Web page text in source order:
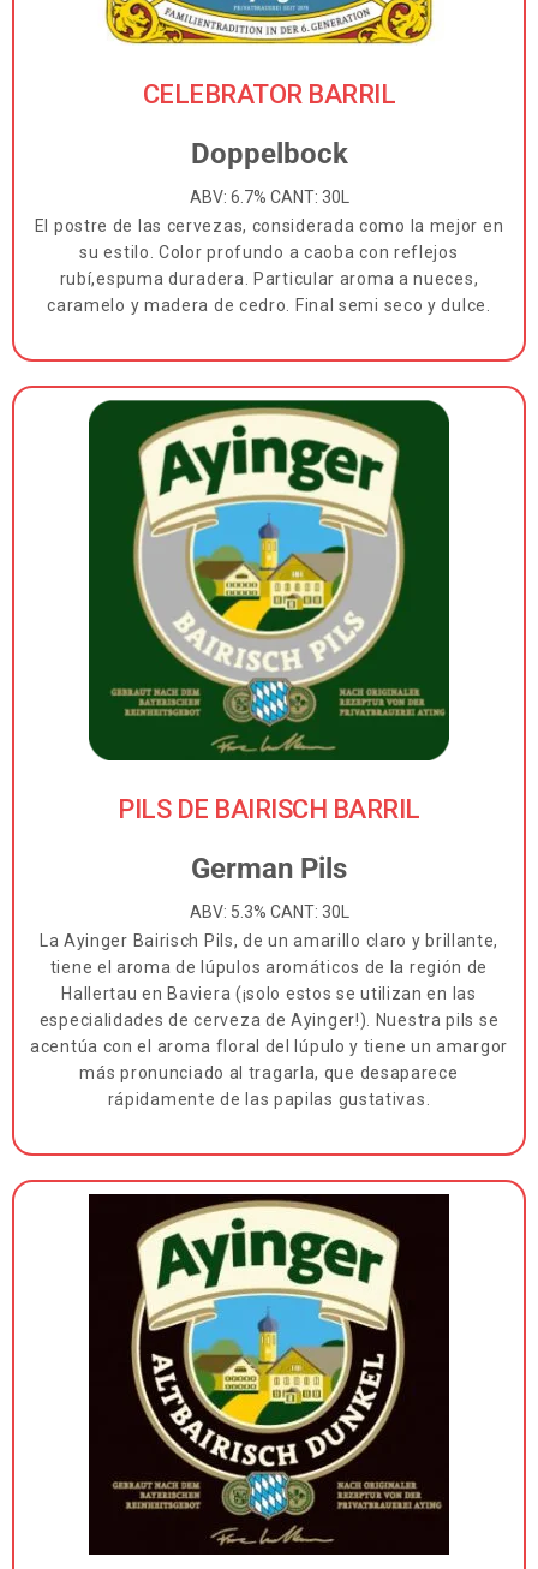
CELEBRATOR​ BARRIL
Doppelbock
ABV: 6.7% CANT: 30L
El postre de las cervezas, considerada como la mejor en
su estilo. Color profundo a caoba con reflejos
rubí,espuma duradera. Particular aroma a nueces,
caramelo y madera de cedro. Final semi seco y dulce.
PILS DE BAIRISCH BARRIL
German Pils
ABV: 5.3% CANT: 30L
La Ayinger Bairisch Pils, de un amarillo claro y brillante,
tiene el aroma de lúpulos aromáticos de la región de
Hallertau en Baviera (¡solo estos se utilizan en las
especialidades de cerveza de Ayinger!). Nuestra pils se
acentúa con el aroma floral del lúpulo y tiene un amargor
más pronunciado al tragarla, que desaparece
rápidamente de las papilas gustativas.